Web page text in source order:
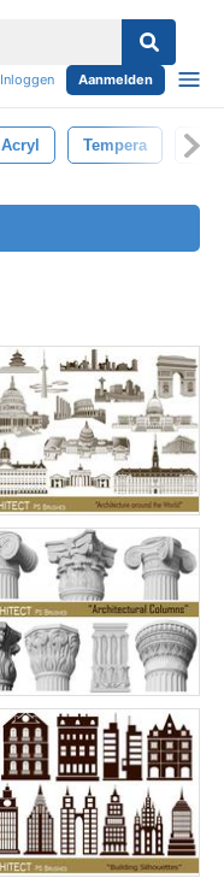
Inloggen Aanmelden
Acryl Tempera